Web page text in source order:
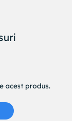
acest produs.